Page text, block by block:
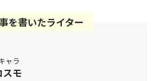
を書いたライター
ャラ
スモ